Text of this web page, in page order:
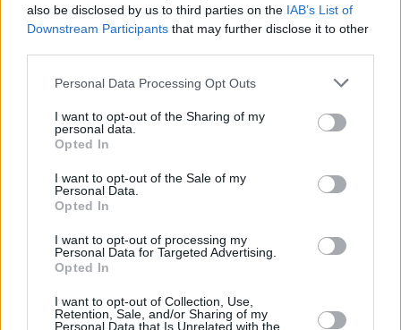
also be disclosed by us to third parties on the IAB’s List of
Downstream Participants that may further disclose it to other
Personal Data Processing Opt Outs
I want to opt-out of the Sharing of my
personal data.
Opted In
I want to opt-out of the Sale of my
Personal Data.
Opted In
I want to opt-out of processing my
Personal Data for Targeted Advertising.
Opted In
I want to opt-out of Collection, Use,
Retention, Sale, and/or Sharing of my
Personal Data that Is Unrelated with the
... další nabídky zaměstnání
vysílacím týdnu
naladění na Skylinku
Parabola.cz- web o satelitní, terestrické a kabelové televizi, ©
O webu parabola.cz•O souborech cookies•Inzerce
Kontakt